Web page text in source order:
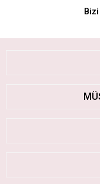
Bizi